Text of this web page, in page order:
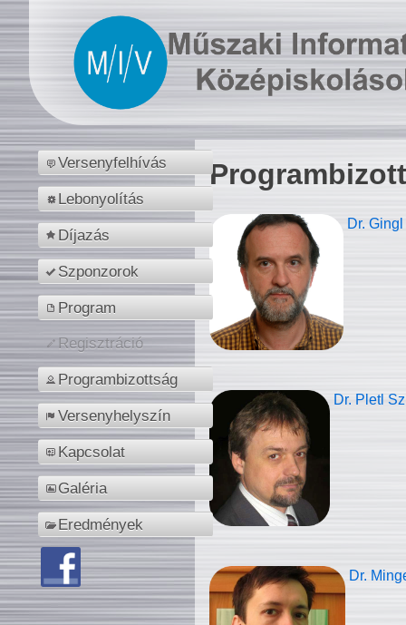
Versenyfelhívás
Lebonyolítás
Díjazás
Szponzorok
Program
Regisztráció
Programbizottság
Versenyhelyszín
Kapcsolat
Galéria
Eredmények
Dr.
Dr. Pletl
Dr.